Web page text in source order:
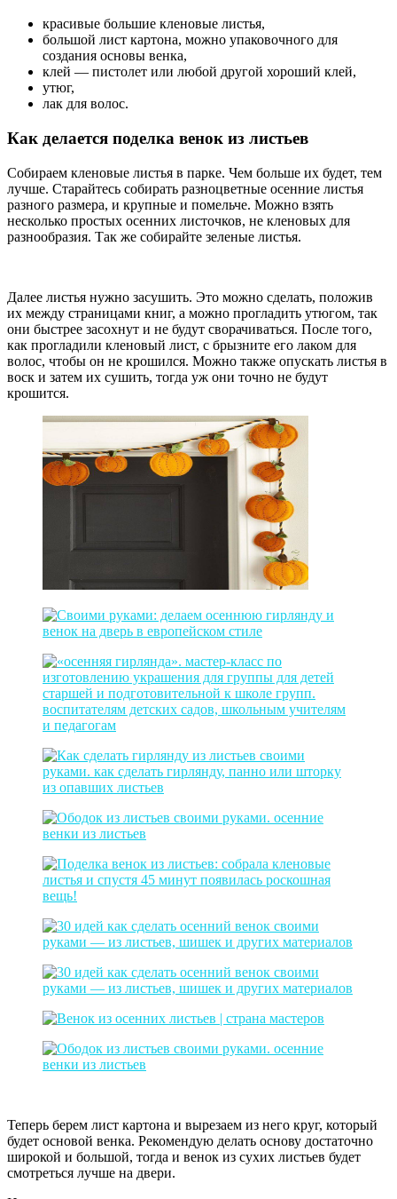
красивые большие кленовые листья,
большой лист картона, можно упаковочного для
создания основы венка,
клей — пистолет или любой другой хороший клей,
утюг,
лак для волос.
Как делается поделка венок из листьев
Собираем кленовые листья в парке. Чем больше их будет, тем
лучше. Старайтесь собирать разноцветные осенние листья
разного размера, и крупные и помельче. Можно взять
несколько простых осенних листочков, не кленовых для
разнообразия. Так же собирайте зеленые листья.
Далее листья нужно засушить. Это можно сделать, положив
их между страницами книг, а можно прогладить утюгом, так
они быстрее засохнут и не будут сворачиваться. После того,
как прогладили кленовый лист, с брызните его лаком для
волос, чтобы он не крошился. Можно также опускать листья в
воск и затем их сушить, тогда уж они точно не будут
крошится.
Теперь берем лист картона и вырезаем из него круг, который
будет основой венка. Рекомендую делать основу достаточно
широкой и большой, тогда и венок из сухих листьев будет
смотреться лучше на двери.